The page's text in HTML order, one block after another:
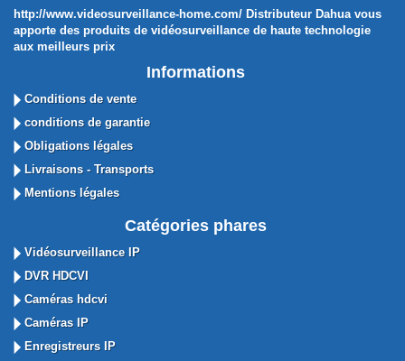
http://www.videosurveillance-home.com/ Distributeur Dahua vous
apporte des produits de vidéosurveillance de haute technologie
aux meilleurs prix
Informations
Conditions de vente
conditions de garantie
Obligations légales
Livraisons - Transports
Mentions légales
Catégories phares
Vidéosurveillance IP
DVR HDCVI
Caméras hdcvi
Caméras IP
Enregistreurs IP